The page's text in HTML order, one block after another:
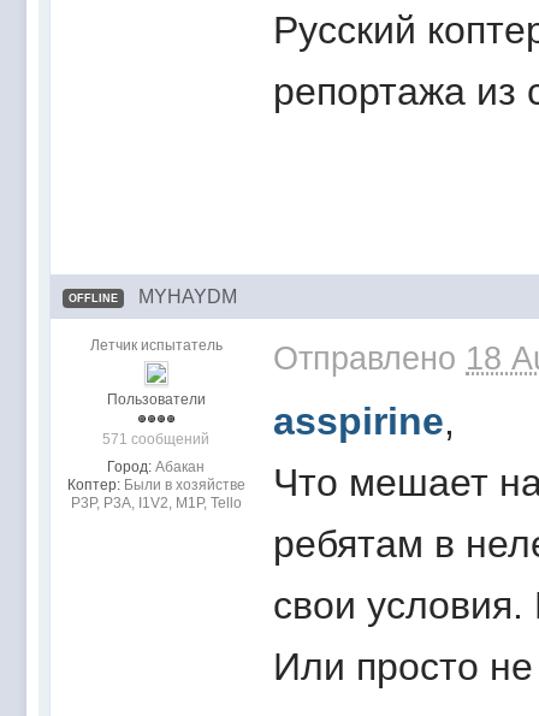
Русский
репортажа из
OFFLINE MYHAYDM
Летчик испытатель
Пользователи
571 сообщений
Город: Абакан
Коптер: Были в хозяйстве
Р3Р, Р3А, I1V2, M1P, Tello
Отправлено 18
asspirine,
Что мешает
ребятам в
свои
Или просто